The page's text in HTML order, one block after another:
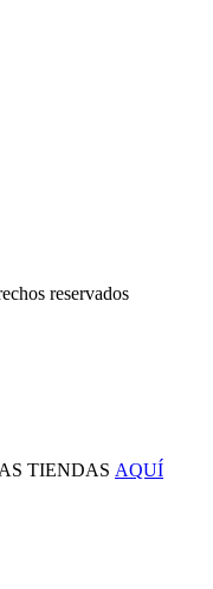
reservados
TIENDAS AQUÍ